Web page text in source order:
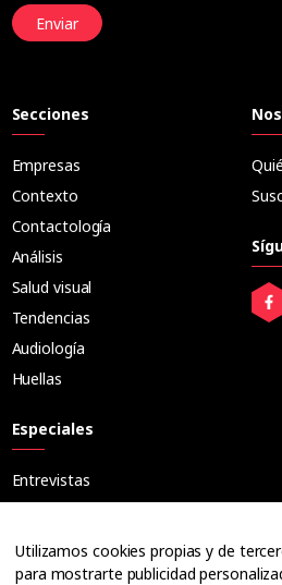
Enviar
Secciones
Empresas
Contexto
Contactología
Análisis
Salud visual
Tendencias
Audiología
Huellas
Especiales
Entrevistas
Ópticos
Cuadernos
Utilizamos cookies propias y de
para mostrarte publicidad